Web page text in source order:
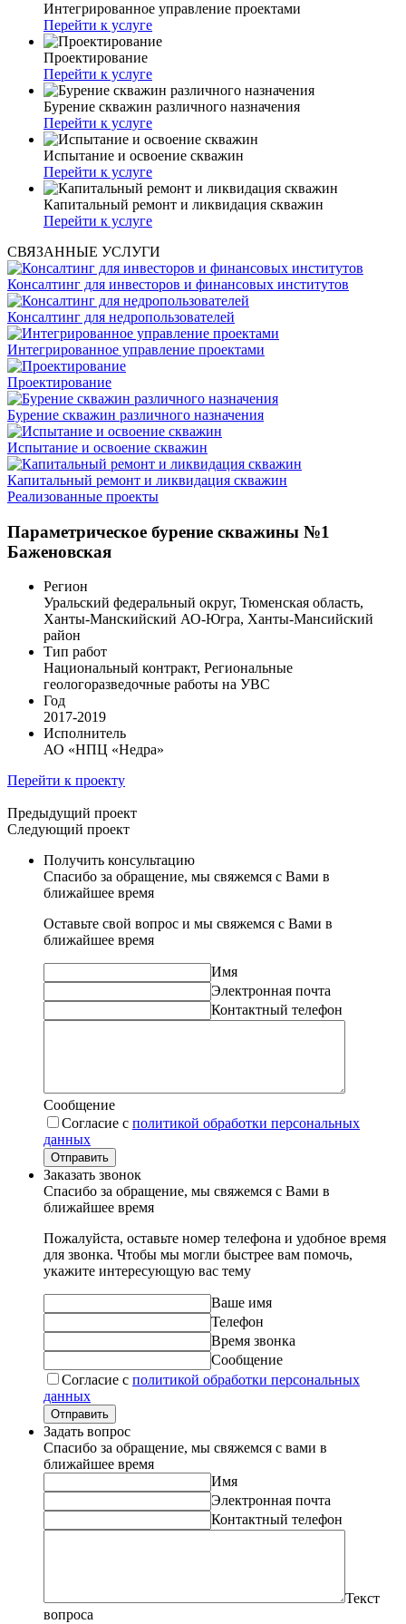
Интегрированное управление проектами
Перейти к услуге
Проектирование
Перейти к услуге
Бурение скважин различного назначения
Перейти к услуге
Испытание и освоение скважин
Перейти к услуге
Капитальный ремонт и ликвидация скважин
Перейти к услуге
СВЯЗАННЫЕ УСЛУГИ
Консалтинг для инвесторов и финансовых институтов
Консалтинг для недропользователей
Интегрированное управление проектами
Проектирование
Бурение скважин различного назначения
Испытание и освоение скважин
Капитальный ремонт и ликвидация скважин
Реализованные проекты
Параметрическое бурение скважины №1
Баженовская
Регион
Уральский федеральный округ, Тюменская область,
Ханты-Манскийский АО-Югра, Ханты-Мансийский
район
Тип работ
Национальный контракт, Региональные
геологоразведочные работы на УВС
Год
2017-2019
Исполнитель
АО «НПЦ «Недра»
Перейти к проекту
Предыдущий проект
Следующий проект
Получить консультацию
Спасибо за обращение, мы свяжемся с Вами в
ближайшее время
Оставьте свой вопрос и мы свяжемся с Вами в
ближайшее время
Имя
Электронная почта
Контактный телефон
Сообщение
Согласие с политикой обработки персональных
данных
Отправить
Заказать звонок
Спасибо за обращение, мы свяжемся с Вами в
ближайшее время
Пожалуйста, оставьте номер телефона и удобное время
для звонка. Чтобы мы могли быстрее вам помочь,
укажите интересующую вас тему
Ваше имя
Телефон
Время звонка
Сообщение
Согласие с политикой обработки персональных
данных
Отправить
Задать вопрос
Спасибо за обращение, мы свяжемся с вами в
ближайшее время
Имя
Электронная почта
Контактный телефон
Текст
вопроса